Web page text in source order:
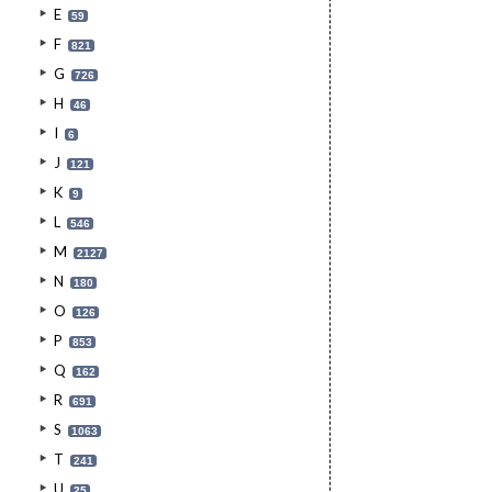
E 59
F 821
G 726
H 46
I 6
J 121
K 9
L 546
M 2127
N 180
O 126
P 853
Q 162
R 691
S 1063
T 241